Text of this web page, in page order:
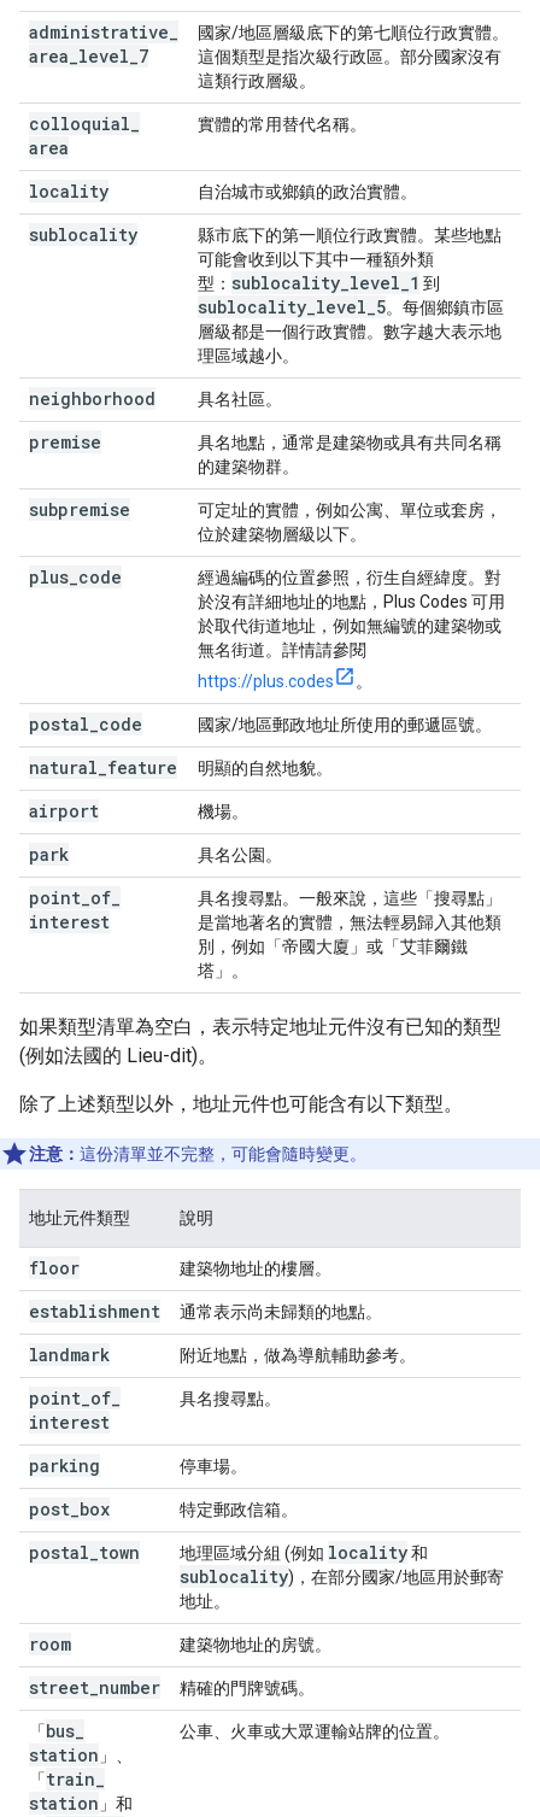
administrative
area level 7
國家/地區層級底下的第七順位行政實體。
這個類型是指次級行政區。部分國家沒有
這類行政層級。
colloquial
area
實體的常用替代名稱。
locality 自治城市或鄉鎮的政治實體。
sublocality
縣市底下的第一順位行政實體。某些地點
可能會收到以下其中一種額外類
型： sublocality level 1 到
sublocality level 5。每個鄉鎮市區
層級都是一個行政實體。數字越大表示地
理區域越小。
neighborhood 具名社區。
premise
具名地點，通常是建築物或具有共同名稱
的建築物群。
subpremise
可定址的實體，例如公寓、單位或套房，
位於建築物層級以下。
plus code
經過編碼的位置參照，衍生自經緯度。對
於沒有詳細地址的地點，Plus Codes 可用
於取代街道地址，例如無編號的建築物或
無名街道。詳情請參閱
https://plus.codes
。
postal code 國家/地區郵政地址所使用的郵遞區號。
natural feature 明顯的自然地貌。
airport 機場。
park 具名公園。
point of
interest
具名搜尋點。一般來說，這些「搜尋點」
是當地著名的實體，無法輕易歸入其他類
別，例如「帝國大廈」或「艾菲爾鐵
塔」。
如果類型清單為空白，表示特定地址元件沒有已知的類型
(例如法國的 Lieu-dit)。
除了上述類型以外，地址元件也可能含有以下類型。
注意： 這份清單並不完整，可能會隨時變更。
地址元件類型 說明
floor 建築物地址的樓層。
establishment 通常表示尚未歸類的地點。
landmark 附近地點，做為導航輔助參考。
point of
interest
具名搜尋點。
parking 停車場。
post box 特定郵政信箱。
postal town 地理區域分組 (例如 locality和
sublocality)，在部分國家/地區用於郵寄
地址。
room 建築物地址的房號。
street number 精確的門牌號碼。
「bus
station 」、
「train
station 」和
公車、火車或大眾運輸站牌的位置。